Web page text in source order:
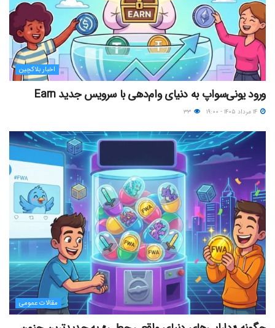
اخبار بلاکچین
ورود یونی‌سواپ به دنیای وام‌دهی با سرویس جدید Earn
مقالات عمومی